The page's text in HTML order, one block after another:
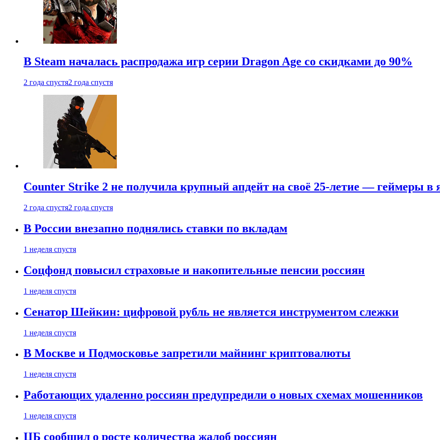
В Steam началась распродажа игр серии Dragon Age со скидками до 90%
2 года спустя2 года спустя
Counter Strike 2 не получила крупный апдейт на своё 25-летие — геймеры в
2 года спустя2 года спустя
В России внезапно поднялись ставки по вкладам
1 неделя спустя
Соцфонд повысил страховые и накопительные пенсии россиян
1 неделя спустя
Сенатор Шейкин: цифровой рубль не является инструментом слежки
1 неделя спустя
В Москве и Подмосковье запретили майнинг криптовалюты
1 неделя спустя
Работающих удаленно россиян предупредили о новых схемах мошенников
1 неделя спустя
ЦБ сообщил о росте количества жалоб россиян